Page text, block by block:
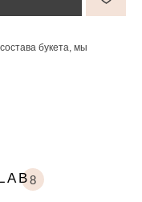
букета, мы